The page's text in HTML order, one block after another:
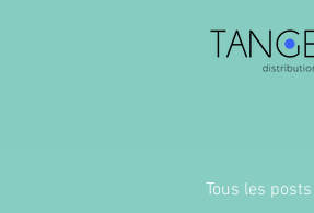
Tous les posts